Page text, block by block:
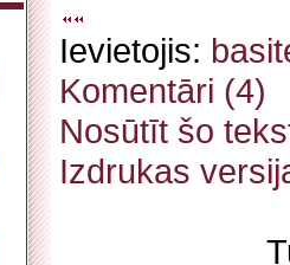
Ievietojis:
Komentāri (4)
Nosūtīt šo
Izdrukas